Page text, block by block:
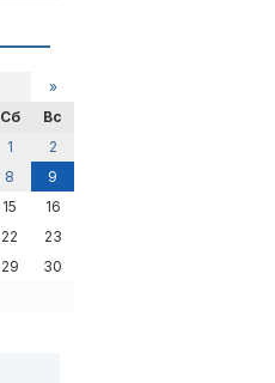
»
Сб
Вс
1
2
8
9
15
16
22
23
29
30